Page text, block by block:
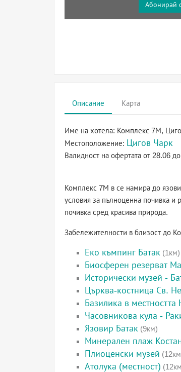
Абонирай
Описание Карта
Име на хотела: Комплекс 7М,
Местоположение: Цигов Чарк
Валидност на офертата от 28.06
Комплекс 7М в се намира до
условия за пълноценна почивка
почивка сред красива природа.
Забележителности в близост до
Еко къмпинг Батак (1км)
Биосферен резерват
Исторически музей -
Църква-костница Св.
Базилика в
Часовникова кула -
Язовир Батак (9км)
Минерален плаж
Плиоценски музей
Атолука (местност)